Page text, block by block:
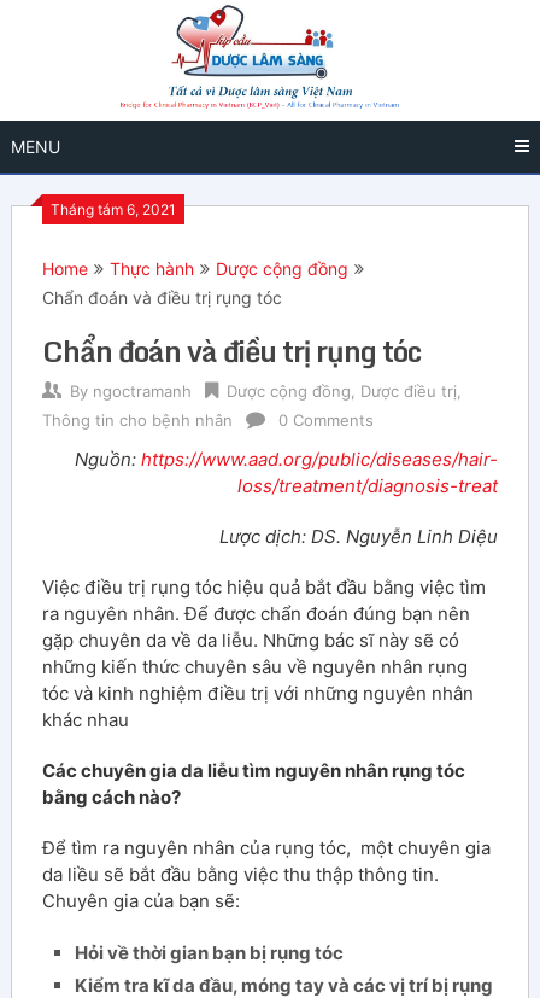
MENU
Tháng tám 6, 2021
Home Thực hành
Dược cộng đồng
Chẩn đoán và điều trị rụng tóc
Chẩn đoán và điều trị rụng tóc
By ngoctramanh Dược cộng đồng Dược điều trị
Thông tin cho bệnh nhân
0 Comments
Nguồn:https://www.aad.org/public/diseases/hair-
loss/treatment/diagnosis-treat
Lược dịch: DS. Nguyễn Linh Diệu
Việc điều trị rụng tóc hiệu quả bắt đầu bằng việc tìm
ra nguyên nhân. Để được chẩn đoán đúng bạn nên
gặp chuyên da về da liễu. Những bác sĩ này sẽ có
những kiến thức chuyên sâu về nguyên nhân rụng
tóc và kinh nghiệm điều trị với những nguyên nhân
khác nhau
Các chuyên gia da liễu tìm nguyên nhân rụng tóc
bằng cách nào?
Để tìm ra nguyên nhân của rụng tóc, một chuyên gia
da liều sẽ bắt đầu bằng việc thu thập thông tin.
Chuyên gia của bạn sẽ:
Hỏi về thời gian bạn bị rụng tóc
Kiểm tra kĩ da đầu, móng tay và các vị trí bị rụng